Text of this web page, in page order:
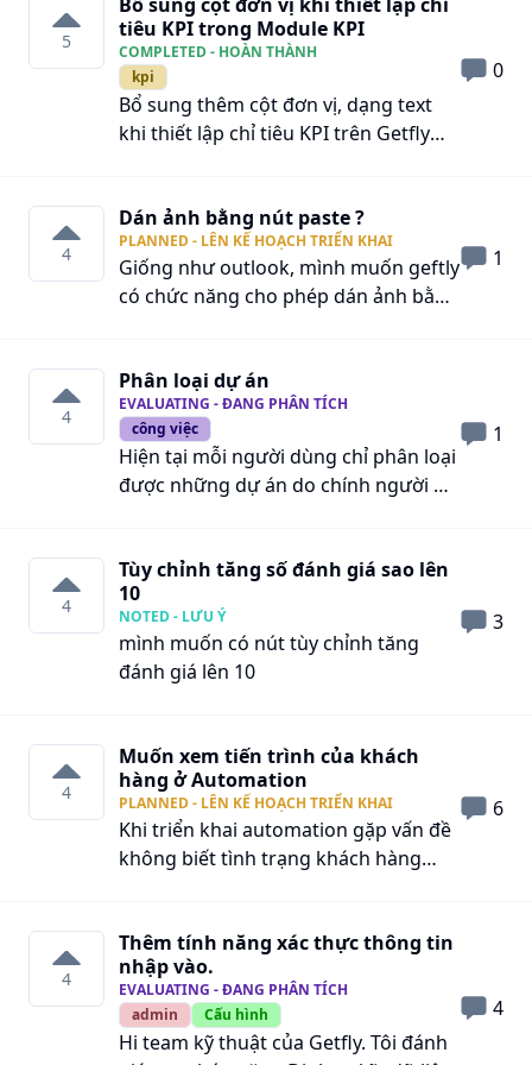
liên hệ cụ thể, hoặc có thể link trực
tiếp đến giao diện tin nhắn truyền
thống
5
tiêu KPI trong Module KPI
COMPLETED - HOÀN THÀNH
kpi
Bổ sung thêm cột đơn vị, dạng text
khi thiết lập chỉ tiêu KPI trên Getfly
0
4
Dán ảnh bằng nút paste ?
PLANNED - LÊN KẾ HOẠCH TRIỂN KHAI
Giống như outlook, mình muốn geftly
có chức năng cho phép dán ảnh bằng
tiếp vào nội dung muốn gửi. Chứ ko
cần phải download ảnh về máy, rồi
đính kèm tải lên như Geftly hiện tại.
Mất tgian tải ảnh về, tốn dữ liệu máy
và mất công sau này xóa lại.
1
4
Phân loại dự án
EVALUATING - ĐANG PHÂN TÍCH
công việc
Hiện tại mỗi người dùng chỉ phân loại
được những dự án do chính người đó
xộn, không phân loại được. Khiến việc
phân loại không hỗ trợ được nhiều. 1.
Đề xuất mỗi người dùng có thể phân
loại dự án mà họ là người tham gia. 2.
Admin có thể share folder trong đó
xếp cho người liên quan
1
4
Tùy chỉnh tăng số đánh giá sao lên
10
NOTED - LƯU Ý
mình muốn có nút tùy chỉnh tăng
đánh giá lên 10
3
4
Muốn xem tiến trình của khách
hàng ở Automation
PLANNED - LÊN KẾ HOẠCH TRIỂN KHAI
Khi triển khai automation gặp vấn đề
không biết tình trạng khách hàng
email, 30 ngày không hoạt động, hay
ở đó bao ngày rồi thì không biết Giải
pháp anh em có không
6
4
Thêm tính năng xác thực thông tin
nhập vào.
EVALUATING - ĐANG PHÂN TÍCH
admin
Cấu hình
Hi team kỹ thuật của Getfly. Tôi đánh
4